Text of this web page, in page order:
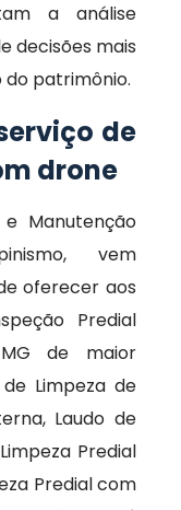
a análise
decisões mais
patrimônio.
de
drone
Manutenção
vem
oferecer aos
Predial
de maior
Limpeza de
Laudo de
Predial
Predial com